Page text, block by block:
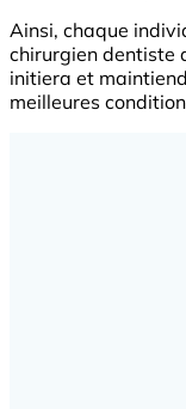
Ainsi, chaque
chirurgien dentiste
initiera et
meilleures